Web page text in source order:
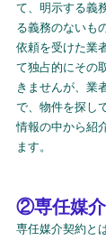
て、明示する義
る義務のないも
依頼を受けた業
て独占的にその
きませんが、業
で、物件を探し
情報の中から紹
ます。
②専任媒介
専任媒介契約と